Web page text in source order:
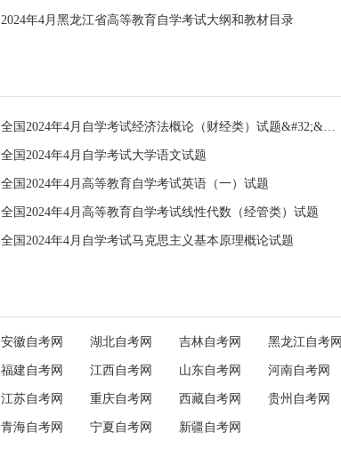
2024年4月黑龙江省高等教育自学考试大纲和教材目录
全国2024年4月自学考试经济法概论（财经类）试题&#32;&#32;
全国2024年4月自学考试大学语文试题
全国2024年4月高等教育自学考试英语（一）试题
全国2024年4月高等教育自学考试线性代数（经管类）试题
全国2024年4月自学考试马克思主义基本原理概论试题
安徽自考网 湖北自考网 吉林自考网 黑龙江自考网
福建自考网 江西自考网 山东自考网 河南自考网
江苏自考网 重庆自考网 西藏自考网 贵州自考网
青海自考网 宁夏自考网 新疆自考网